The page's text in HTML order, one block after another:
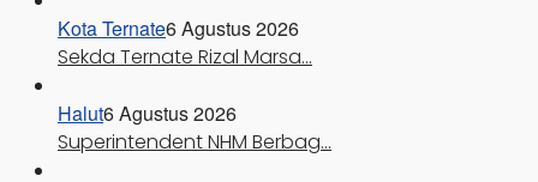
Kota Ternate6 Agustus 2026
Sekda Ternate Rizal Marsa…
Halut6 Agustus 2026
Superintendent NHM Berbag…